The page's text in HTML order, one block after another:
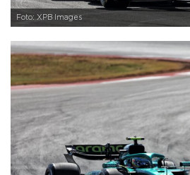
Foto: XPB Images